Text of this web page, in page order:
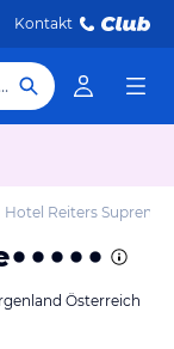
Kontakt
Hotel, Reiseziel
Hotel Reiters Supreme
Österreich